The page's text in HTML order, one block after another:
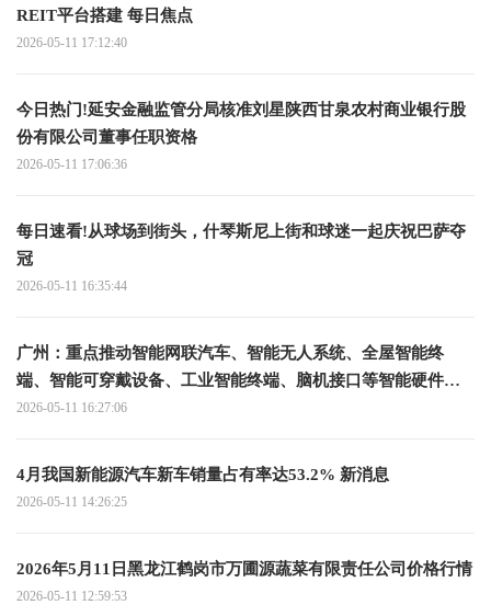
REIT平台搭建 每日焦点
2026-05-11 17:12:40
今日热门!延安金融监管分局核准刘星陕西甘泉农村商业银行股
份有限公司董事任职资格
2026-05-11 17:06:36
每日速看!从球场到街头，什琴斯尼上街和球迷一起庆祝巴萨夺
冠
2026-05-11 16:35:44
广州：重点推动智能网联汽车、智能无人系统、全屋智能终
端、智能可穿戴设备、工业智能终端、脑机接口等智能硬件产
品的研发推广 时快讯
2026-05-11 16:27:06
4月我国新能源汽车新车销量占有率达53.2% 新消息
2026-05-11 14:26:25
2026年5月11日黑龙江鹤岗市万圃源蔬菜有限责任公司价格行情
2026-05-11 12:59:53